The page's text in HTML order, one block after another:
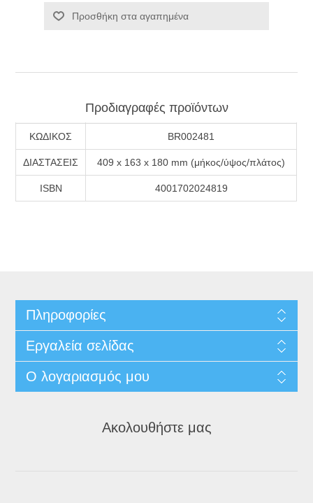
Προσθήκη στα αγαπημένα
Προδιαγραφές προϊόντων
ΚΩΔΙΚΟΣ BR002481
ΔΙΑΣΤΑΣΕΙΣ 409 x 163 x 180 mm (μήκος/ύψος/πλάτος)
ISBN 4001702024819
Πληροφορίες
Εργαλεία σελίδας
Ο λογαριασμός μου
Ακολουθήστε μας